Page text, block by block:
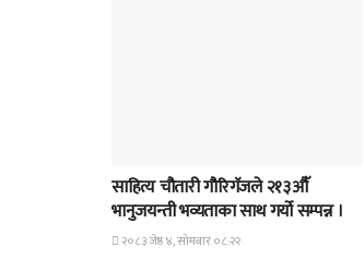
साहित्य चौतारी गौरिगॅजले २१३औॅ
भानुजयन्ती भव्यताका साथ गर्यो सम्पन्न ।
२०८३ जेष्ठ ४, सोमबार ०८:२२